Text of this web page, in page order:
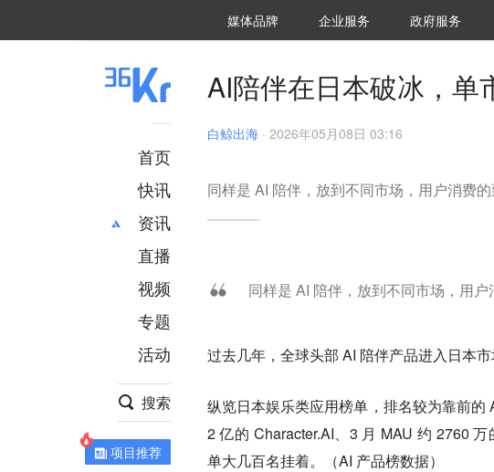
媒体品牌 36Kr研究院
企业服务 城市之窗
政府服务
首页
快讯
资讯
推荐
财经
项目推荐
安徽
直播
视频
专题
活动
搜索
项目推荐
AI陪伴在日本破冰，单
白鲸出海 · 2026年05月08日 03:16
同样是 AI 陪伴，放到不同市场，用户消费
同样是 AI 陪伴，放到不同市场，用户
过去几年，全球头部 AI 陪伴产品进入日本市
纵览日本娱乐类应用榜单，排名较为靠前
2 亿的 Character.AI、3 月 MAU 约 2760
单大几百名挂着。（AI 产品榜数据）